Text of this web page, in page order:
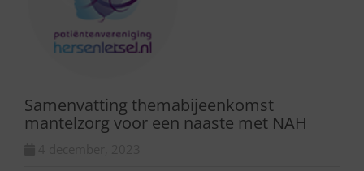
Samenvatting themabijeenkomst
mantelzorg voor een naaste met NAH